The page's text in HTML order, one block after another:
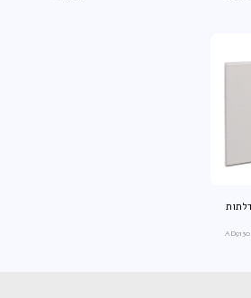
דלתות
AD9130